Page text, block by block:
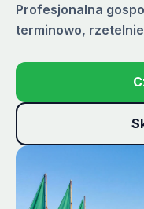
Profesjonalna
terminowo,